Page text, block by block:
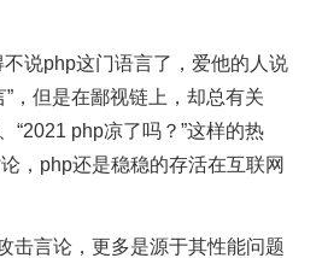
说php这门语言了，爱他的人说
，但是在鄙视链上，却总有关
“2021 php凉了吗？”这样的热
，php还是稳稳的存活在互联网
击言论，更多是源于其性能问题